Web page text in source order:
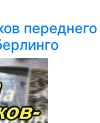
переднего